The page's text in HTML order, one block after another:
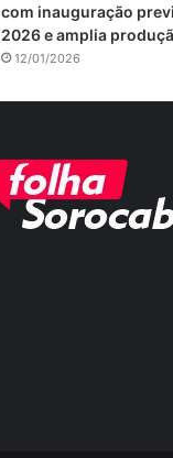
com inauguração
2026 e amplia
12/01/2026